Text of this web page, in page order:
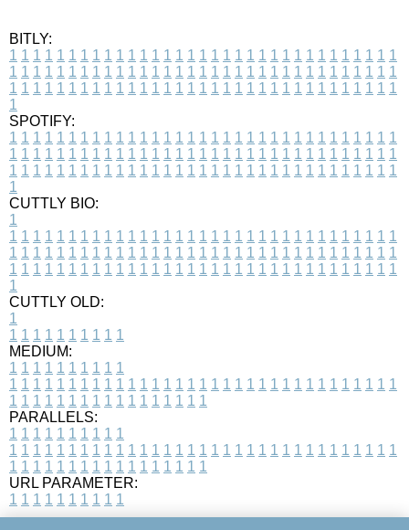
BITLY:
1 1 1 1 1 1 1 1 1 1 1 1 1 1 1 1 1 1 1 1 1 1 1 1 1 1 1 1 1 1 1 1 1
1 1 1 1 1 1 1 1 1 1 1 1 1 1 1 1 1 1 1 1 1 1 1 1 1 1 1 1 1 1 1 1 1
1 1 1 1 1 1 1 1 1 1 1 1 1 1 1 1 1 1 1 1 1 1 1 1 1 1 1 1 1 1 1 1 1
1
SPOTIFY:
1 1 1 1 1 1 1 1 1 1 1 1 1 1 1 1 1 1 1 1 1 1 1 1 1 1 1 1 1 1 1 1 1
1 1 1 1 1 1 1 1 1 1 1 1 1 1 1 1 1 1 1 1 1 1 1 1 1 1 1 1 1 1 1 1 1
1 1 1 1 1 1 1 1 1 1 1 1 1 1 1 1 1 1 1 1 1 1 1 1 1 1 1 1 1 1 1 1 1
1
CUTTLY BIO:
1
1 1 1 1 1 1 1 1 1 1 1 1 1 1 1 1 1 1 1 1 1 1 1 1 1 1 1 1 1 1 1 1 1
1 1 1 1 1 1 1 1 1 1 1 1 1 1 1 1 1 1 1 1 1 1 1 1 1 1 1 1 1 1 1 1 1
1 1 1 1 1 1 1 1 1 1 1 1 1 1 1 1 1 1 1 1 1 1 1 1 1 1 1 1 1 1 1 1 1
1
CUTTLY OLD:
1
1 1 1 1 1 1 1 1 1 1
MEDIUM:
1 1 1 1 1 1 1 1 1 1
1 1 1 1 1 1 1 1 1 1 1 1 1 1 1 1 1 1 1 1 1 1 1 1 1 1 1 1 1 1 1 1 1
1 1 1 1 1 1 1 1 1 1 1 1 1 1 1 1 1
PARALLELS:
1 1 1 1 1 1 1 1 1 1
1 1 1 1 1 1 1 1 1 1 1 1 1 1 1 1 1 1 1 1 1 1 1 1 1 1 1 1 1 1 1 1 1
1 1 1 1 1 1 1 1 1 1 1 1 1 1 1 1 1
URL PARAMETER:
1 1 1 1 1 1 1 1 1 1